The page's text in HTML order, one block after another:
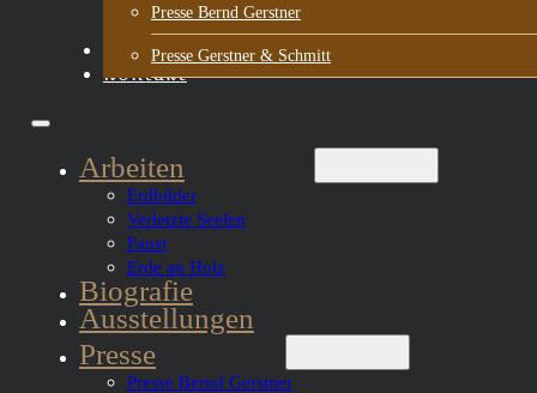
Presse Bernd Gerstner
Presse Gerstner & Schmitt
Aktuelles
Kontakt
Arbeiten
Erdbilder
Verletzte Seelen
Faust
Erde an Holz
Biografie
Ausstellungen
Presse
Presse Bernd Gerstner